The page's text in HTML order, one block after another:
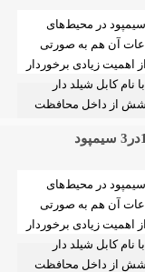
کابل شیلددار طوسی 1.5در4 سیمپود در محیط‌های
آن‌ هم به صورتی
اهمیت زیادی برخوردار
کابل شیلد دار
از داخل محافظت
کابل شیلددار طوسی 1.5در3 سیمپود در محیط‌های
آن‌ هم به صورتی
اهمیت زیادی برخوردار
کابل شیلد دار
از داخل محافظت